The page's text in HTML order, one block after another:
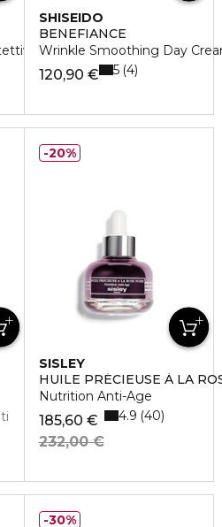
Anti-Età
SHISEIDO
BENEFIANCE
Wrinkle Smoothing Day
120,90 € 5 4
SISLEY
HUILE PRÉCIEUSE À LA
Nutrition Anti-Age
185,60 €
232,00 €
4.9 40
20%
30%